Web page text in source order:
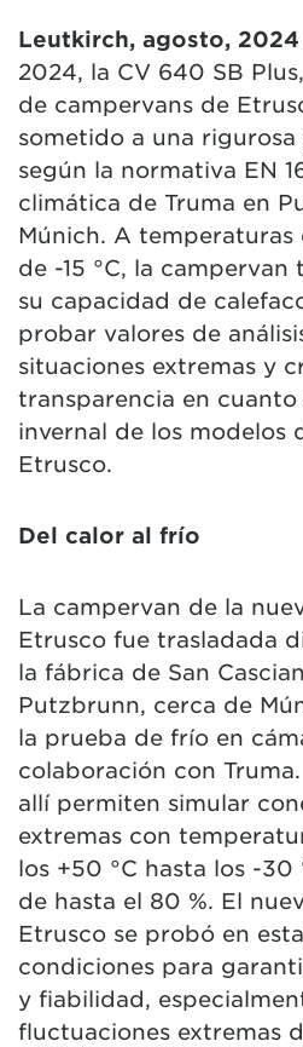
Leutkirch, agosto, 2024
2024, la CV 640 SB
de campervans de
sometido a una
según la normativa EN
climática de Truma en
Múnich. A temperaturas
de -15 °C, la
su capacidad de
probar valores de
situaciones extremas y
transparencia en cuanto
invernal de los modelos
Etrusco.
Del calor al frío
La campervan de la
Etrusco fue trasladada
la fábrica de San
Putzbrunn, cerca de
la prueba de frío en
colaboración con
allí permiten simular
extremas con
los +50 °C hasta los -30
de hasta el 80 %. El
Etrusco se probó en
condiciones para
y fiabilidad,
fluctuaciones extremas